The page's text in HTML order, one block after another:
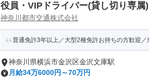
役員・VIPドライバー(貸し切り専属)
神奈川都市交通株式会社
普通免許3年以上／大型2種免許お持ちの方歓迎
神奈川県横浜市金沢区金沢文庫駅
月給34万6000円～70万円